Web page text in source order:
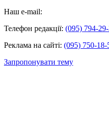
Наш e-mail:
Телефон редакції: (095) 794-
Реклама на сайті: (095) 750-18-
Запропонувати тему